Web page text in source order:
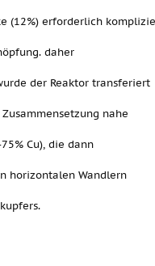
(12%) erforderlich
daher
der Reaktor transferiert
nahe
Cu), die dann
horizontalen Wandlern